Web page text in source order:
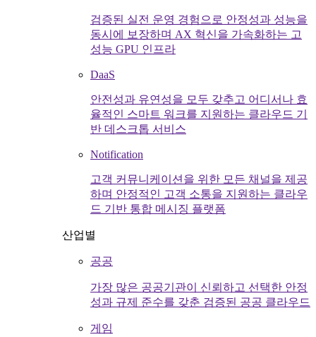
검증된 실전 운영 경험으로 안정성과 성능을
동시에 보장하며 AX 혁신을 가속화하는 고
성능 GPU 인프라
DaaS
안전성과 유연성을 모두 갖추고 어디서나 효
율적인 스마트 워크를 지원하는 클라우드 기
반 데스크톱 서비스
Notification
고객 커뮤니케이션을 위한 모든 채널을 제공
하며 안정적인 고객 소통을 지원하는 클라우
드 기반 통합 메시징 플랫폼
산업별
공공
가장 많은 공공기관이 신뢰하고 선택한 안정
성과 규제 준수를 갖춘 검증된 공공 클라우드
게임